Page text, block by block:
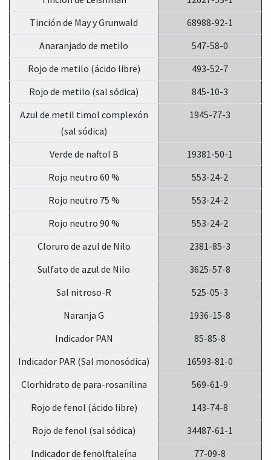
Tinción de May y Grunwald
68988-92-1
Anaranjado de metilo
547-58-0
Rojo de metilo (ácido libre)
493-52-7
Rojo de metilo (sal sódica)
845-10-3
Azul de metil timol complexón
(sal sódica)
1945-77-3
Verde de naftol B
19381-50-1
Rojo neutro 60 %
553-24-2
Rojo neutro 75 %
553-24-2
Rojo neutro 90 %
553-24-2
Cloruro de azul de Nilo
2381-85-3
Sulfato de azul de Nilo
3625-57-8
Sal nitroso-R
525-05-3
Naranja G
1936-15-8
Indicador PAN
85-85-8
Indicador PAR (Sal monosódica)
16593-81-0
Clorhidrato de para-rosanilina
569-61-9
Rojo de fenol (ácido libre)
143-74-8
Rojo de fenol (sal sódica)
34487-61-1
Indicador de fenolftaleína
77-09-8